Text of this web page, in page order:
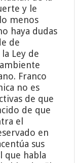
y le
menos
haya dudas
de
Ley de
Franco
no es
de que
de que
el
en
sus
que habla